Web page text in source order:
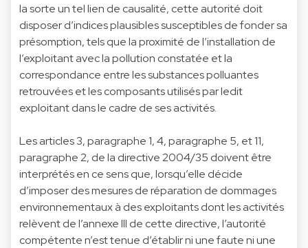
la sorte un tel lien de causalité, cette autorité doit
disposer d’indices plausibles susceptibles de fonder sa
présomption, tels que la proximité de l’installation de
l’exploitant avec la pollution constatée et la
correspondance entre les substances polluantes
retrouvées et les composants utilisés par ledit
exploitant dans le cadre de ses activités.
Les articles 3, paragraphe 1, 4, paragraphe 5, et 11,
paragraphe 2, de la directive 2004/35 doivent être
interprétés en ce sens que, lorsqu’elle décide
d’imposer des mesures de réparation de dommages
environnementaux à des exploitants dont les activités
relèvent de l’annexe III de cette directive, l’autorité
compétente n’est tenue d’établir ni une faute ni une